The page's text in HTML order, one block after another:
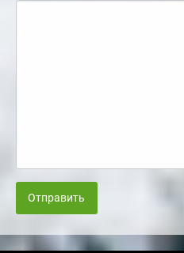
Отправить